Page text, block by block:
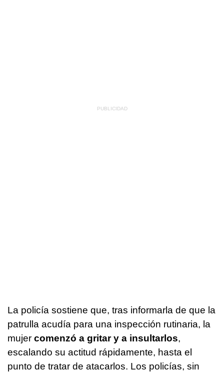
La policía sostiene que, tras informarla de que la
patrulla acudía para una inspección rutinaria, la
mujer comenzó a gritar y a insultarlos,
escalando su actitud rápidamente, hasta el
punto de tratar de atacarlos. Los policías, sin